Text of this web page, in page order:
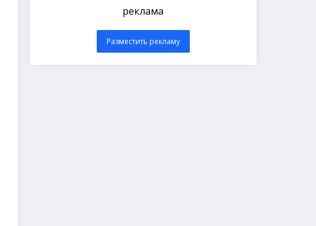
реклама
Разместить рекламу